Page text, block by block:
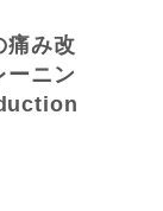
痛み改
ーニン